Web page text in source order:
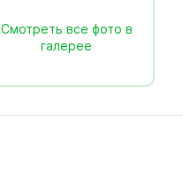
Смотреть все фото в
галерее